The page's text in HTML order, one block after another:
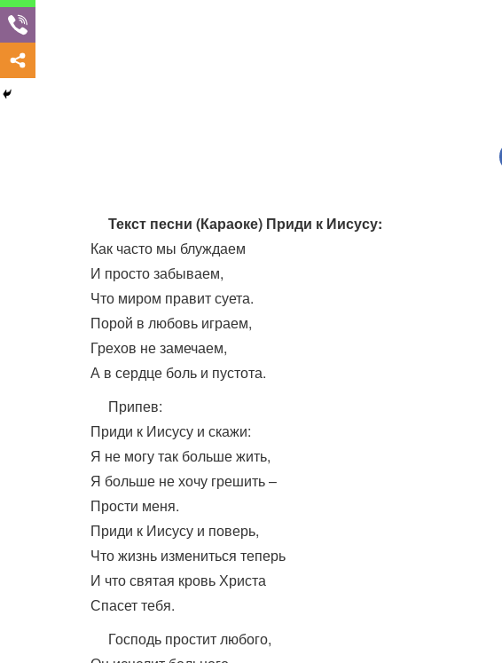
Текст песни (Караоке) Приди к Иисусу:
Как часто мы блуждаем
И просто забываем,
Что миром правит суета.
Порой в любовь играем,
Грехов не замечаем,
А в сердце боль и пустота.
Припев:
Приди к Иисусу и скажи:
Я не могу так больше жить,
Я больше не хочу грешить –
Прости меня.
Приди к Иисусу и поверь,
Что жизнь измениться теперь
И что святая кровь Христа
Спасет тебя.
Господь простит любого,